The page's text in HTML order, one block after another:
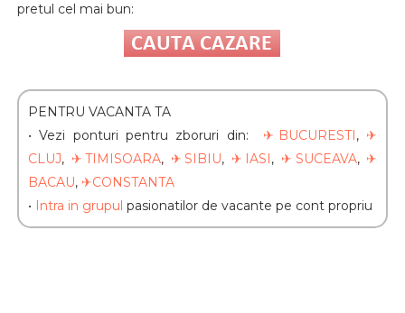
pretul cel mai bun:
PENTRU VACANTA TA
•Vezi ponturi pentru zboruri din: ✈ BUCURESTI, ✈
CLUJ, ✈TIMISOARA, ✈SIBIU, ✈IASI, ✈SUCEAVA, ✈
BACAU, ✈CONSTANTA
• Intra in grupul pasionatilor de vacante pe cont propriu